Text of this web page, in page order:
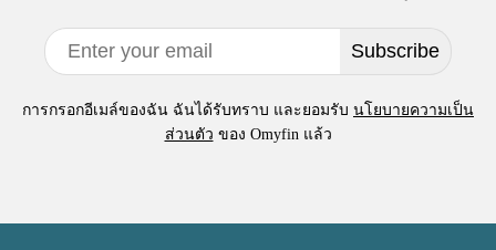
Subscribe
การกรอกอีเมล์ของฉัน ฉันได้รับทราบ และยอมรับ นโยบายความเป็น
ส่วนตัว ของ Omyfin แล้ว